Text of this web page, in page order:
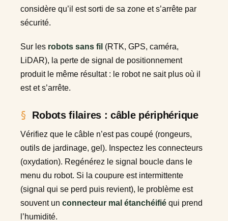
considère qu’il est sorti de sa zone et s’arrête par
sécurité.
Sur les robots sans fil (RTK, GPS, caméra,
LiDAR), la perte de signal de positionnement
produit le même résultat : le robot ne sait plus où il
est et s’arrête.
Robots filaires : câble périphérique
Vérifiez que le câble n’est pas coupé (rongeurs,
outils de jardinage, gel). Inspectez les connecteurs
(oxydation). Regénérez le signal boucle dans le
menu du robot. Si la coupure est intermittente
(signal qui se perd puis revient), le problème est
souvent un connecteur mal étanchéifié qui prend
l’humidité.